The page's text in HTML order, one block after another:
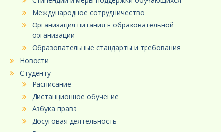
Международное сотрудничество
Организация питания в образовательной
организации
Образовательные стандарты и требования
Новости
Студенту
Расписание
Дистанционное обучение
Азбука права
Досуговая деятельность